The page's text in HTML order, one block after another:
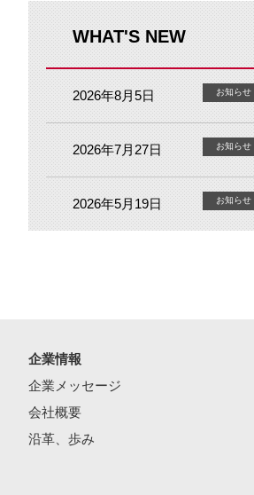
WHAT'S NEW
2026年8月5日 お知らせ
2026年7月27日 お知らせ
2026年5月19日 お知らせ
企業情報
企業メッセージ
会社概要
沿革、歩み